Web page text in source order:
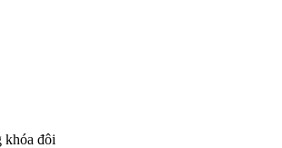
khóa đôi